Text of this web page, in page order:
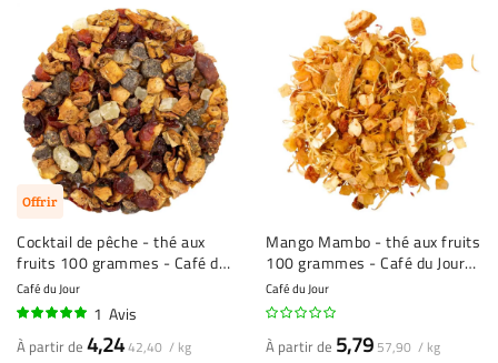
Offrir
Cocktail de pêche - thé aux
fruits 100 grammes - Café du
Jour thé en vrac
Café du Jour
1 Avis
À partir de 4,2442,40 / kg
Mango Mambo - thé aux fruits
100 grammes - Café du Jour
thé en vrac
Café du Jour
À partir de 5,79 57,90 / kg